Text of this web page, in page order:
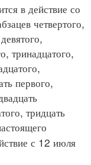
в действие со
четвертого,
тринадцатого,
первого,
тридцать
с 12 июля